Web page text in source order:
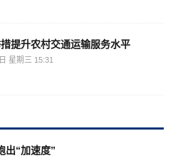
提升农村交通运输服务水平
星期三 15:31
出“加速度”